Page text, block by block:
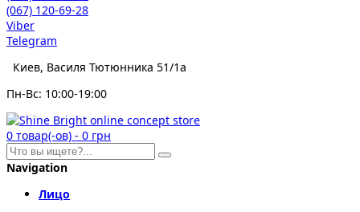
(067) 120-69-28
Viber
Telegram
Киев, Василя Тютюнника 51/1а
Пн-Вс: 10:00-19:00
0 товар(-ов) - 0 грн
Navigation
Лицо